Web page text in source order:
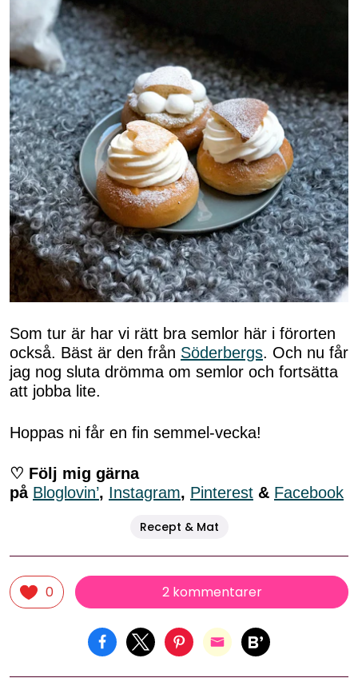
Som tur är har vi rätt bra semlor här i förorten
också. Bäst är den från Söderbergs. Och nu får
jag nog sluta drömma om semlor och fortsätta
att jobba lite.
Hoppas ni får en fin semmel-vecka!
♡ Följ mig gärna
på Bloglovin’, Instagram, Pinterest & Facebook
Recept & Mat
0 2 kommentarer